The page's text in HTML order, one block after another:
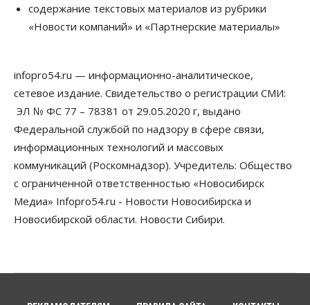
09 Августа 2026, 13:30
09 Августа 2026, 12:00
Общество
Места в колледжах Новосибирска будут
«бронировать» со школы
09 Августа 2026, 11:00
Не катастрофа, а стресс-тест: эксперт
новосибирской сети СТО пояснил кому можно
заливать бензин Евро‑2
09 Августа 2026, 10:00
содержание текстовых материалов из рубрики
«Новости компаний» и «Партнерские материалы»
infopro54.ru — информационно-аналитическое,
сетевое издание. Свидетельство о регистрации СМИ:
ЭЛ № ФС 77 – 78381 от 29.05.2020 г, выдано
Федеральной службой по надзору в сфере связи,
информационных технологий и массовых
коммуникаций (Роскомнадзор). Учредитель: Общество
с ограниченной ответственностью «Новосибирск
Медиа» Infopro54.ru - Новости Новосибирска и
Новосибирской области. Новости Сибири.